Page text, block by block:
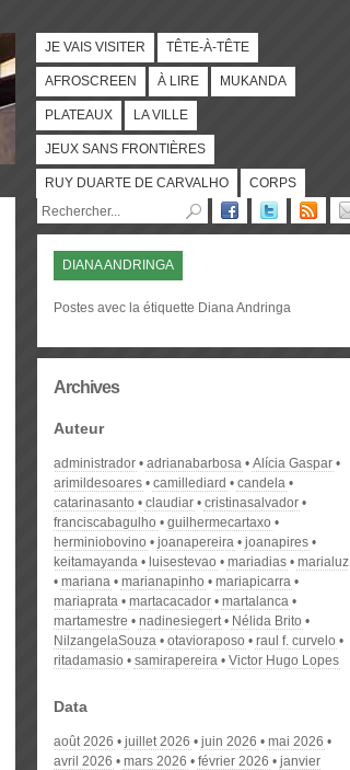
JE VAIS VISITER TÊTE-À-TÊTE
AFROSCREEN À LIRE MUKANDA
PLATEAUX LA VILLE
JEUX SANS FRONTIÈRES
RUY DUARTE DE CARVALHO CORPS
DIANA ANDRINGA
Postes avec la étiquette Diana Andringa
Archives
Auteur
administrador adrianabarbosa
Alícia Gaspar
arimildesoares
camillediard
candela
catarinasanto
claudiar
cristinasalvador
franciscabagulho
guilhermecartaxo
herminiobovino
joanapereira
joanapires
keitamayanda
luisestevao mariadias
marialuz
mariana
marianapinho
mariapicarra
mariaprata
martacacador
martalanca
martamestre
nadinesiegert
Nélida Brito
NilzangelaSouza
otavioraposo
raul f. curvelo
ritadamasio
samirapereira Victor Hugo Lopes
Data
août 2026 juillet 2026 juin 2026
mai 2026
avril 2026
mars 2026 février 2026
janvier